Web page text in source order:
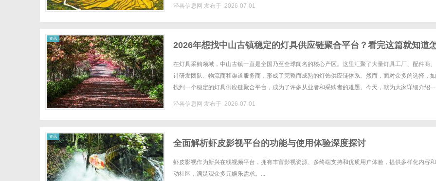
泾县信息网 发布于 2026-07-01
资讯
2026年想找中山古镇稳定的灯具供应链聚合平台？看完这篇就知道
么做！
在灯具采购领域，中山古镇一直是全国乃至全球闻名的核心产区。这里汇聚了大量灯具工厂、配件商
计研发团队、物流商和渠道服务商，形成了完整而成熟的灯饰供应链体系。然而，面对众多的选择，
找到一个稳定的灯具供应链聚合平台，成为了许多从业者和采购者的难题。今天，就为大家详细介绍
泾县信息网 发布于 2026-07-01
资讯
全面解析虾皮影视平台的功能与使用体验深度探讨
虾皮影视作为新兴在线视频平台，拥有丰富影视资源、多终端支持和优质用户体验，提供多样化内容
动社区，满足观众多元娱乐需求。...